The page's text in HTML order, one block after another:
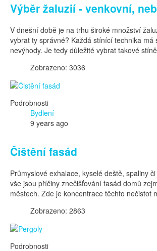
Výběr žaluzií - venkovní,
V dnešní době je na trhu široké množství
vybrat ty správné? Každá stínící technika má
nevýhody. Je tedy důležité vybrat takové
Zobrazeno: 3036
Podrobnosti
Bydlení
9 years ago
Čištění fasád
Průmyslové exhalace, kyselé deště, spaliny
vše jsou příčiny znečišťování fasád domů
městech. Zde je koncentrace těchto nečistot
Zobrazeno: 2863
Podrobnosti